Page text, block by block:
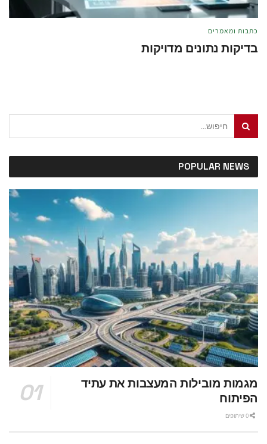
כתבות ומאמרים
בדיקות נתונים מדויקות
POPULAR NEWS
מגמות מובילות המעצבות את עתיד
הפיתוח